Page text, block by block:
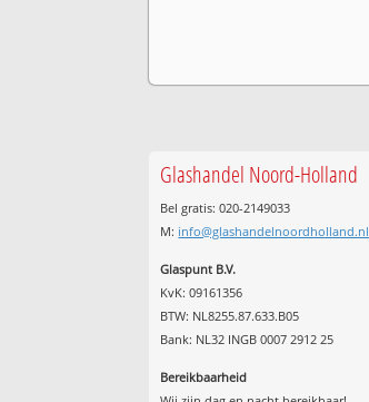
Glashandel Noord-Holland
Bel gratis: 020-2149033
M: info@glashandelnoordholland.nl
Glaspunt B.V.
KvK: 09161356
BTW: NL8255.87.633.B05
Bank: NL32 INGB 0007 2912 25
Bereikbaarheid